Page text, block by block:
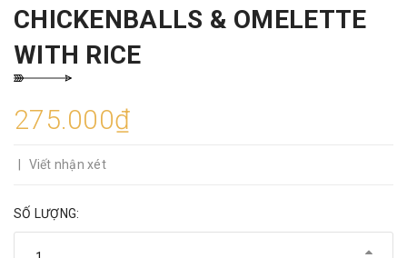
CHICKENBALLS & OMELETTE
WITH RICE
275.000₫
Viết nhận xét
SỐ LƯỢNG: